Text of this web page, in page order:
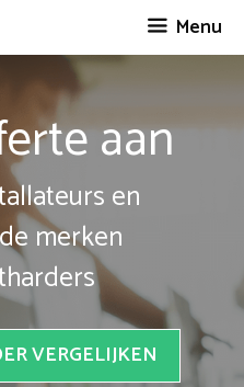
Menu
aan
en
merken
VERGELIJKEN